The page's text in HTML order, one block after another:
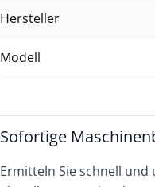
Hersteller
Modell
Sofortige
Ermitteln Sie schnell